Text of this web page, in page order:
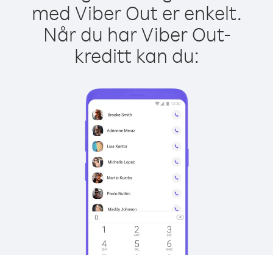
med Viber Out er enkelt.
Når du har Viber Out-
kreditt kan du: